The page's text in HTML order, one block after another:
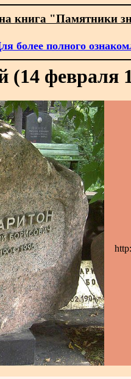
книга "Памятники
более полного
февраля